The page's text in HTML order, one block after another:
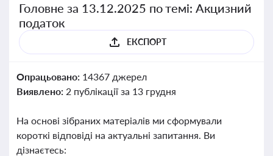
Головне за 13.12.2025 по темі: Акцизний
податок
ЕКСПОРТ
Опрацьовано: 14367 джерел
Виявлено: 2 публікації за 13 грудня
На основі зібраних матеріалів ми сформували
короткі відповіді на актуальні запитання. Ви
дізнаєтесь: